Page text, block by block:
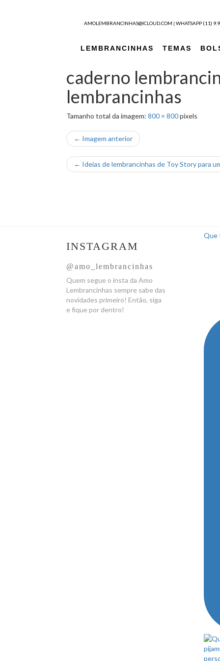
AMOLEMBRANCINHAS@ICLOUD.COM | WHATSAPP (11)
LEMBRANCINHAS TEMAS
caderno
lembrancinhas
Tamanho total da imagem: 800× 800pixels
← Imagem anterior
← Ideias de lembrancinhas de Toy Story para
INSTAGRAM
@amo_lembrancinhas
Quem segue o insta da Amo
Lembrancinhas sempre sabe das
novidades primeiro! Então, siga
e fique por dentro!
Que